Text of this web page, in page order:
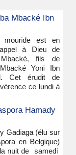
Mbacké Ibn
mouride est en
à Dieu de
fils de
Yoni Ibn
Cet érudit de
ce lundi à
Hamady
Gadiaga (élu sur
en Belgique)
nuit de samedi